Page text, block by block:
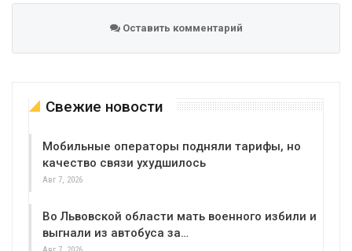
Оставить комментарий
Свежие новости
Мобильные операторы подняли тарифы, но
качество связи ухудшилось
Авг 7, 2026
Во Львовской области мать военного избили и
выгнали из автобуса за…